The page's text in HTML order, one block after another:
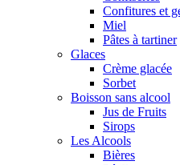
Confitures et
Miel
Pâtes à tartiner
Glaces
Crème glacée
Sorbet
Boisson sans alcool
Jus de Fruits
Sirops
Les Alcools
Bières